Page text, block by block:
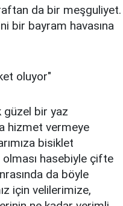
da bir meşguliyet.
bir bayram havasına
oluyor"
güzel bir yaz
hizmet vermeye
bisiklet
olması hasebiyle çifte
da böyle
için velilerimize,